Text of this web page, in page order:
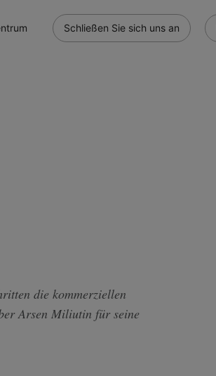
Schließen Sie sich uns an
die kommerziellen
Arsen Miliutin für seine